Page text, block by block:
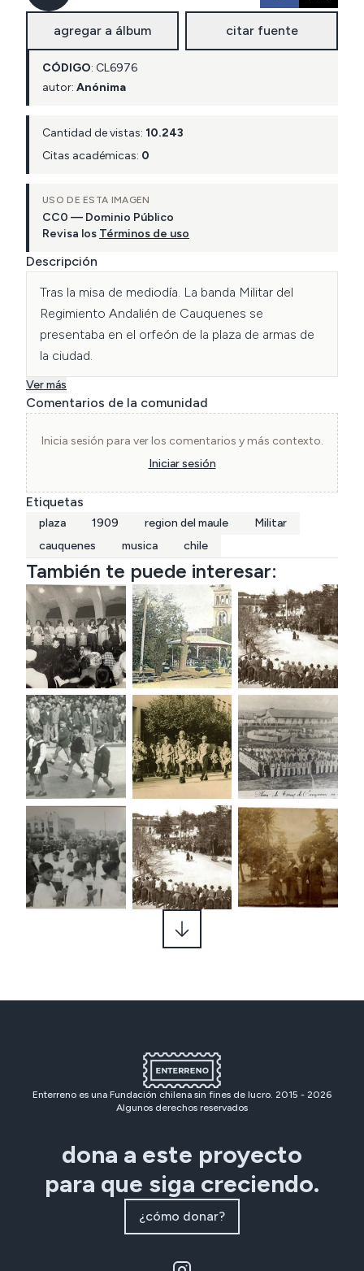
agregar a álbum citar fuente
CÓDIGO: CL6976
autor: Anónima
Cantidad de vistas: 10.243
Citas académicas: 0
USO DE ESTA IMAGEN
CC0 — Dominio Público
Revisa los Términos de uso
Descripción
Tras la misa de mediodía. La banda Militar del
Regimiento Andalién de Cauquenes se
presentaba en el orfeón de la plaza de armas de
Ver más
Comentarios de la comunidad
Inicia sesión para ver los comentarios y más contexto.
Iniciar sesión
Etiquetas
plaza 1909 region del maule
Militar
cauquenes
musica chile
También te puede interesar:
Enterreno es una Fundación chilena sin fines de lucro. 2015 - 2026
Algunos derechos reservados
dona a este proyecto
para que siga creciendo.
¿cómo donar?